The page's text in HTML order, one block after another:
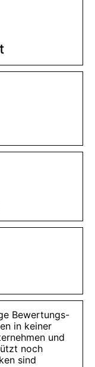
Bewertungs-
in keiner
und
noch
sind